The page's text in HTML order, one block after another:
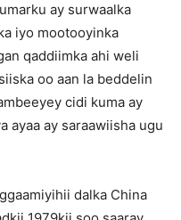
ay surwaalka
iyo mootooyinka
qaddiimka ahi weli
oo aan la beddelin
cidi kuma ay
ayaa ay saraawiisha ugu
dalka China